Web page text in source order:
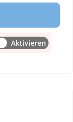
Aktivieren